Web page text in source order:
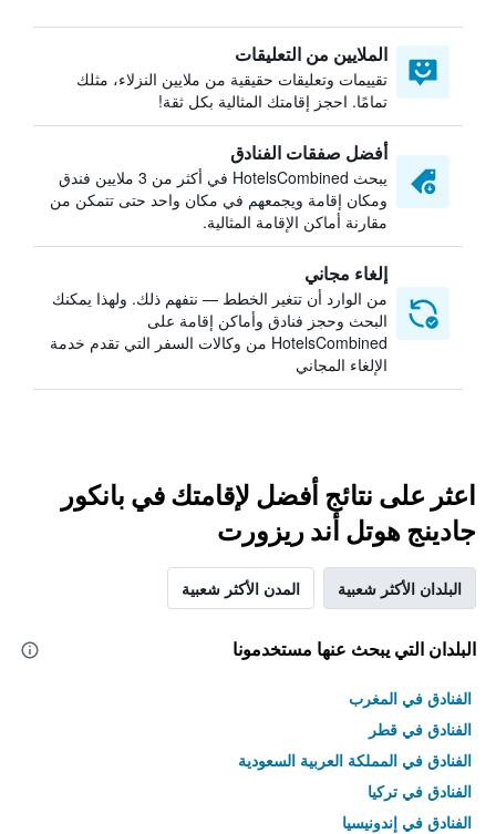
الملايين من التعليقات
تقييمات وتعليقات حقيقية من ملايين النزلاء، مثلك
تمامًا. احجز إقامتك المثالية بكل ثقة!
أفضل صفقات الفنادق
يبحث HotelsCombined في أكثر من 3 ملايين فندق
ومكان إقامة ويجمعهم في مكان واحد حتى تتمكن من
مقارنة أماكن الإقامة المثالية.
إلغاء مجاني
من الوارد أن تتغير الخطط — نتفهم ذلك. ولهذا يمكنك
البحث وحجز فنادق وأماكن إقامة على
HotelsCombined من وكالات السفر التي تقدم خدمة
الإلغاء المجاني
اعثر على نتائج أفضل لإقامتك في بانكور
جادينج هوتل أند ريزورت
البلدان الأكثر شعبية المدن الأكثر شعبية
البلدان التي يبحث عنها مستخدمونا
الفنادق في المغرب
الفنادق في قطر
الفنادق في المملكة العربية السعودية
الفنادق في تركيا
الفنادق في إندونيسيا